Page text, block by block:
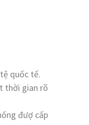
quốc tế.
thời gian rõ
đượ cấp